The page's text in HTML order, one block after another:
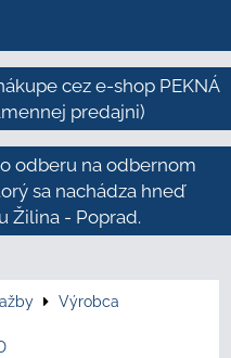
cez e-shop PEKNÁ
predajni)
odberu na odbernom
sa nachádza hneď
Žilina - Poprad.
Výrobca